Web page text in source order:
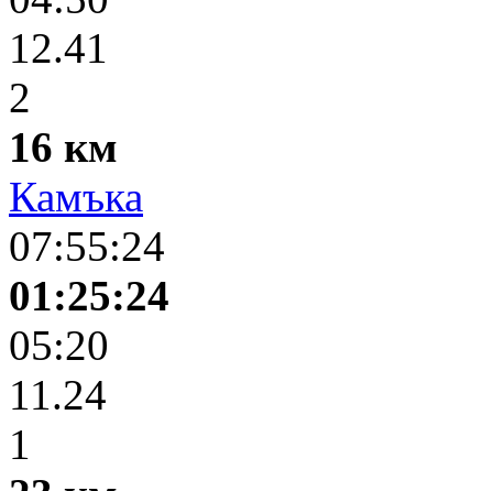
12.41
2
16 км
Камъка
07:55:24
01:25:24
05:20
11.24
1